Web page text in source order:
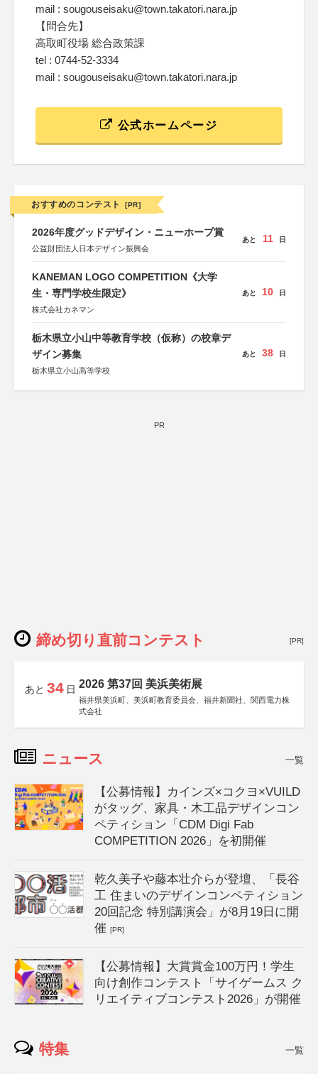
mail : sougouseisaku@town.takatori.nara.jp
【問合先】
高取町役場 総合政策課
tel : 0744-52-3334
mail : sougouseisaku@town.takatori.nara.jp
公式ホームページ
おすすめのコンテスト [PR]
2026年度グッドデザイン・ニューホープ賞
公益財団法人日本デザイン振興会
あと 11 日
KANEMAN LOGO COMPETITION《大学
生・専門学校生限定》
株式会社カネマン
あと 10 日
栃木県立小山中等教育学校（仮称）の校章デ
ザイン募集
栃木県立小山高等学校
あと 38 日
PR
締め切り直前コンテスト [PR]
あと 34 日 2026 第37回 美浜美術展
福井県美浜町、美浜町教育委員会、福井新聞社、関西電力株
式会社
ニュース 一覧
【公募情報】カインズ×コクヨ×VUILD
がタッグ、家具・木工品デザインコン
ペティション「CDM Digi Fab
COMPETITION 2026」を初開催
乾久美子や藤本壮介らが登壇、「長谷
工 住まいのデザインコンペティション
20回記念 特別講演会」が8月19日に開
催[PR]
【公募情報】大賞賞金100万円！学生
向け創作コンテスト「サイゲームス ク
リエイティブコンテスト2026」が開催
特集 一覧